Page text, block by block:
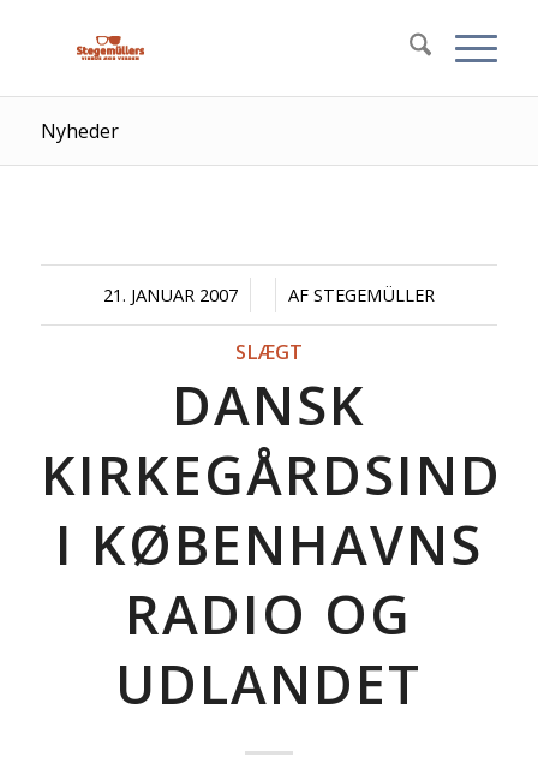
Nyheder
21. JANUAR 2007
/ / AF STEGEMÜLLER
SLÆGT
DANSK
I KØBENHAVNS
RADIO OG
UDLANDET